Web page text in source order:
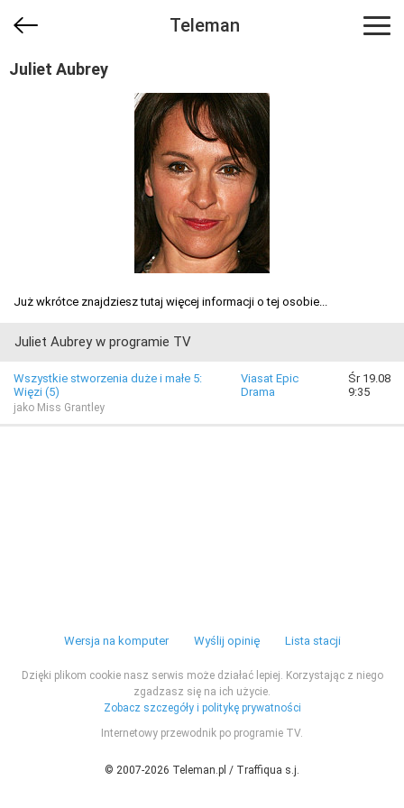
Teleman
Juliet Aubrey
Już wkrótce znajdziesz tutaj więcej informacji o tej osobie...
Juliet Aubrey w programie TV
Wszystkie stworzenia duże i małe 5:
Więzi (5)
jako Miss Grantley
Viasat Epic
Drama
Śr 19.08
9:35
Wersja na komputer Wyślij opinię Lista stacji
Dzięki plikom cookie nasz serwis może działać lepiej. Korzystając z niego
zgadzasz się na ich użycie.
Zobacz szczegóły i politykę prywatności
Internetowy przewodnik po programie TV.
© 2007-2026 Teleman.pl / Traffiqua s.j.